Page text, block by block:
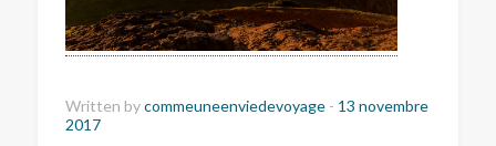
Written bycommeuneenviedevoyage - 13 novembre
2017